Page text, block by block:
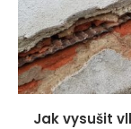
Jak vysušit